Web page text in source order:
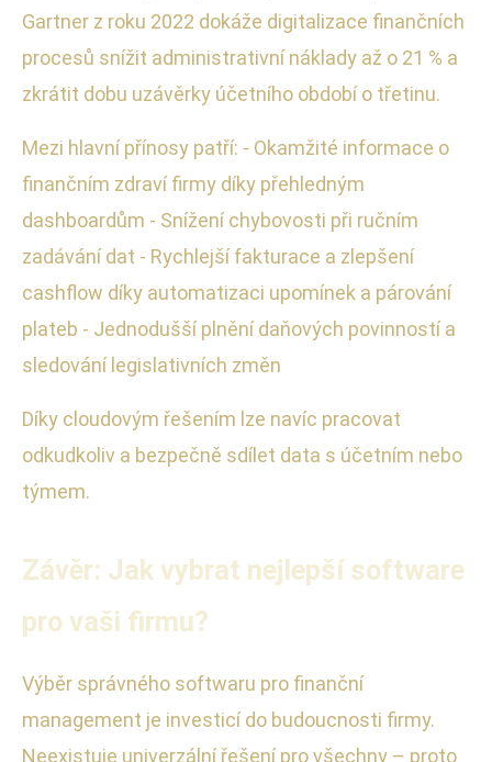
Gartner z roku 2022 dokáže digitalizace finančních
procesů snížit administrativní náklady až o 21 % a
zkrátit dobu uzávěrky účetního období o třetinu.
Mezi hlavní přínosy patří: - Okamžité informace o
finančním zdraví firmy díky přehledným
dashboardům - Snížení chybovosti při ručním
zadávání dat - Rychlejší fakturace a zlepšení
cashflow díky automatizaci upomínek a párování
plateb - Jednodušší plnění daňových povinností a
sledování legislativních změn
Díky cloudovým řešením lze navíc pracovat
odkudkoliv a bezpečně sdílet data s účetním nebo
týmem.
Závěr: Jak vybrat nejlepší software
pro vaši firmu?
Výběr správného softwaru pro finanční
management je investicí do budoucnosti firmy.
Neexistuje univerzální řešení pro všechny – proto